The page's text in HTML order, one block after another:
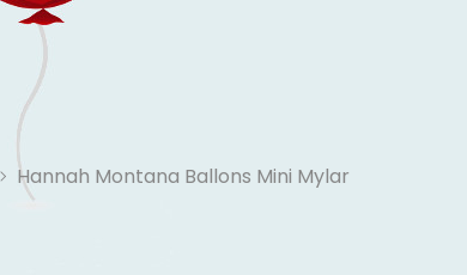
Hannah Montana Ballons Mini Mylar